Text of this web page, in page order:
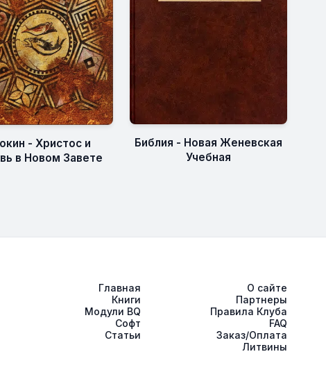
- Христос и
в Новом Завете
Библия - Новая Женевская
Учебная
Главная
Книги
Модули BQ
Софт
Статьи
О сайте
Партнеры
Правила Клуба
FAQ
Заказ/Оплата
Литвины